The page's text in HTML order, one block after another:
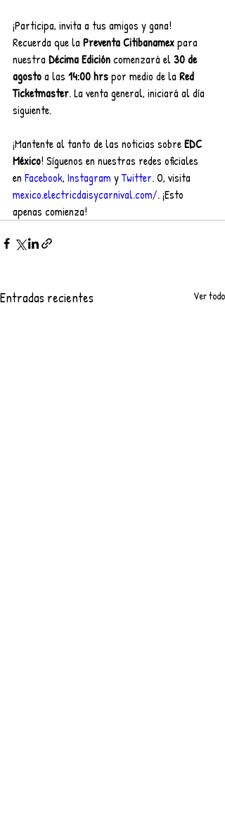
¡Participa, invita a tus amigos y gana!
Recuerda que la Preventa Citibanamex para
nuestra Décima Edición comenzará el 30 de
agosto a las 14:00 hrs por medio de la Red
Ticketmaster. La venta general, iniciará al día
siguiente.
¡Mantente al tanto de las noticias sobre EDC
México! Síguenos en nuestras redes oficiales
en Facebook, Instagram y Twitter. O, visita
mexico.electricdaisycarnival.com/. ¡Esto
apenas comienza!
Entradas recientes Ver todo